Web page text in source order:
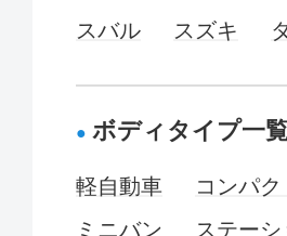
スバル
スズキ
ボディタイプ一
軽自動車
コンパ
ミニバン
ステー